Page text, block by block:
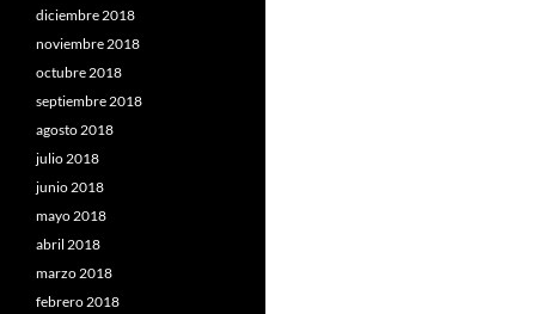
diciembre 2018
noviembre 2018
octubre 2018
septiembre 2018
agosto 2018
julio 2018
junio 2018
mayo 2018
abril 2018
marzo 2018
febrero 2018